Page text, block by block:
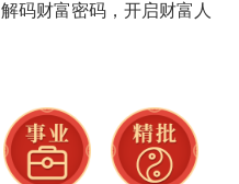
解码财富密码， 开启财富人